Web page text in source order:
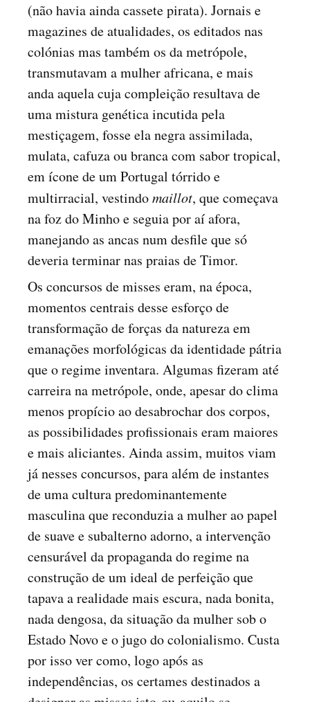
(não havia ainda cassete pirata). Jornais e
magazines de atualidades, os editados nas
colónias mas também os da metrópole,
transmutavam a mulher africana, e mais
anda aquela cuja compleição resultava de
uma mistura genética incutida pela
mestiçagem, fosse ela negra assimilada,
mulata, cafuza ou branca com sabor tropical,
em ícone de um Portugal tórrido e
multirracial, vestindomaillot, que começava
na foz do Minho e seguia por aí afora,
manejando as ancas num desfile que só
deveria terminar nas praias de Timor.
Os concursos de misses eram, na época,
momentos centrais desse esforço de
transformação de forças da natureza em
emanações morfológicas da identidade pátria
que o regime inventara. Algumas fizeram até
carreira na metrópole, onde, apesar do clima
menos propício ao desabrochar dos corpos,
as possibilidades profissionais eram maiores
e mais aliciantes. Ainda assim, muitos viam
já nesses concursos, para além de instantes
de uma cultura predominantemente
masculina que reconduzia a mulher ao papel
de suave e subalterno adorno, a intervenção
censurável da propaganda do regime na
construção de um ideal de perfeição que
tapava a realidade mais escura, nada bonita,
nada dengosa, da situação da mulher sob o
Estado Novo e o jugo do colonialismo. Custa
por isso ver como, logo após as
independências, os certames destinados a